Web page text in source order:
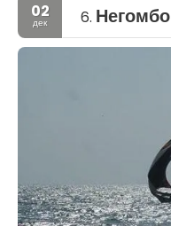
02
дек 6. Негомбо